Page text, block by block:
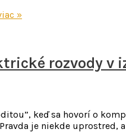
»
rozvody v
keď sa hovorí o
je niekde